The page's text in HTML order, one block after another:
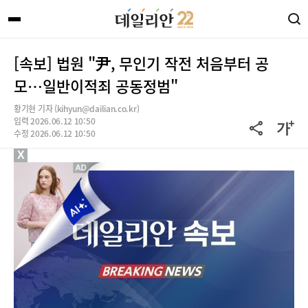
[속보] 법원 "尹, 무인기 작전 처음부터 공
모…일반이적죄 공동정범"
황기현 기자 (kihyun@dailian.co.kr)
입력 2026.06.12 10:50
수정 2026.06.12 10:50
X